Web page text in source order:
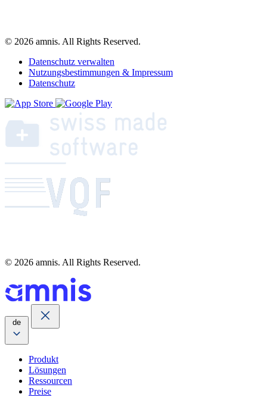
© 2026 amnis. All Rights Reserved.
Datenschutz verwalten
Nutzungsbestimmungen & Impressum
Datenschutz
© 2026 amnis. All Rights Reserved.
de
Produkt
Lösungen
Ressourcen
Preise